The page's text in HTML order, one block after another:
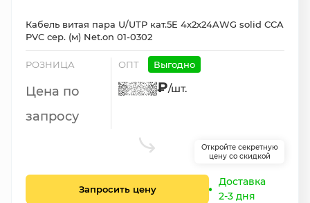
Кабель витая пара U/UTP кат.5E 4х2х24AWG solid CCA
PVC сер. (м) Net.on 01-0302
РОЗНИЦА
Цена по
запросу
ОПТ Выгодно
₽/шт.
Откройте секретную
цену со скидкой
Запросить цену
Доставка
2-3 дня